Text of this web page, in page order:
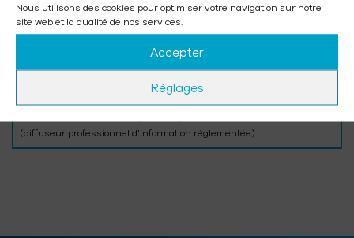
Nous utilisons des cookies pour optimiser votre navigation sur notre
site web et la qualité de nos services.
Accepter
Réglages
Chaque
PDF a été scanné par antivirus et intègre une empreinte numérique
Footprint. Pour contrôler son authenticité :
www.security-master-footprint.com
(diffuseur professionnel d'information réglementée)